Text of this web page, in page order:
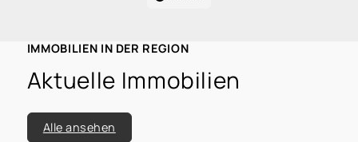
IMMOBILIEN IN DER REGION
Aktuelle Immobilien
Alle ansehen